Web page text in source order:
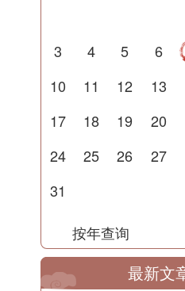
3
4 5 6
10
11 12 13
17
18 19 20
24
25 26 27
31
按年查询
最新文